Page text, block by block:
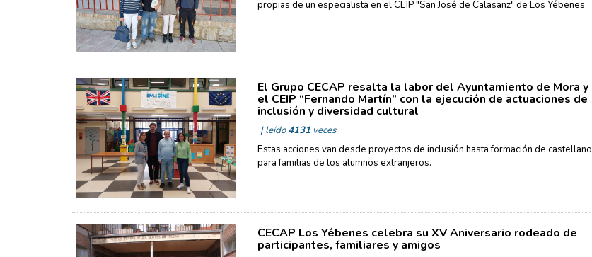
propias de un especialista en el CEIP "San José de Calasanz" de Los Yébenes
El Grupo CECAP resalta la labor del Ayuntamiento de Mora y
el CEIP “Fernando Martín” con la ejecución de actuaciones de
inclusión y diversidad cultural
| leído4131veces
Estas acciones van desde proyectos de inclusión hasta formación de castellano
para familias de los alumnos extranjeros.
CECAP Los Yébenes celebra su XV Aniversario rodeado de
participantes, familiares y amigos